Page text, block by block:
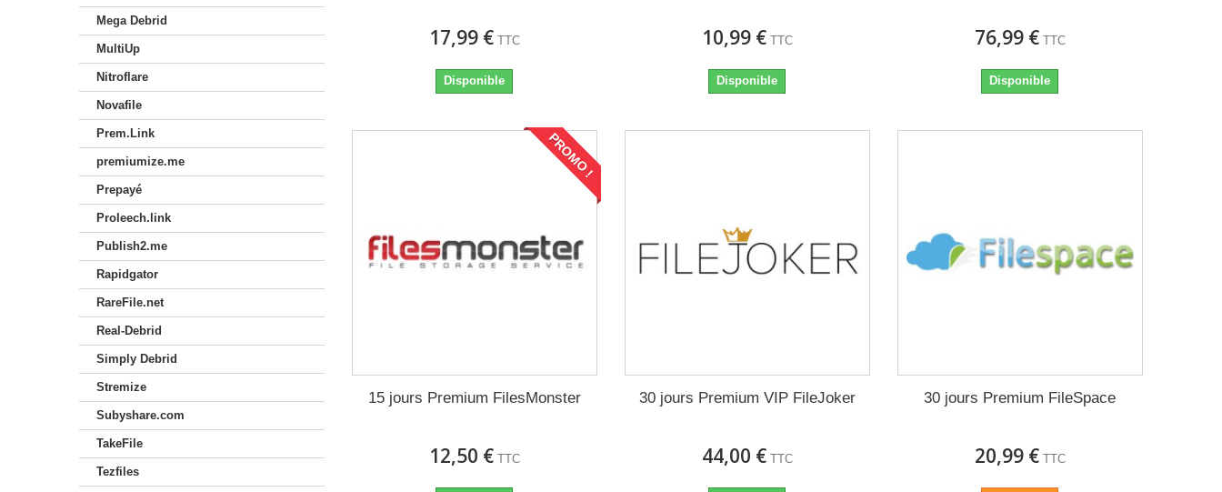
Mega Debrid
MultiUp
Nitroflare
Novafile
Prem.Link
premiumize.me
Prepayé
Proleech.link
Publish2.me
Rapidgator
RareFile.net
Real-Debrid
Simply Debrid
Stremize
Subyshare.com
TakeFile
Tezfiles
17,99 € TTC
Disponible
10,99 € TTC
Disponible
76,99 € TTC
Disponible
PROMO !
15 jours Premium FilesMonster
12,50 € TTC
30 jours Premium VIP FileJoker
44,00 € TTC
30 jours Premium FileSpace
20,99 € TTC